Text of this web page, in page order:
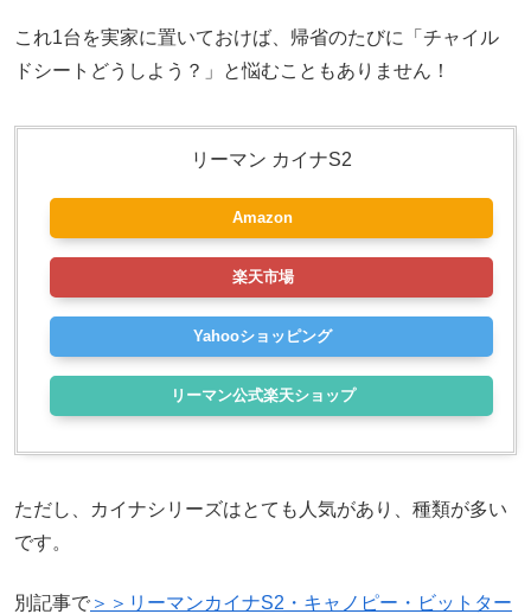
これ1台を実家に置いておけば、帰省のたびに「チャイル
ドシートどうしよう？」と悩むこともありません！
リーマン カイナS2
Amazon
楽天市場
Yahooショッピング
リーマン公式楽天ショップ
ただし、カイナシリーズはとても人気があり、種類が多い
です。
別記事で ＞＞リーマンカイナS2・キャノピー・ビットター